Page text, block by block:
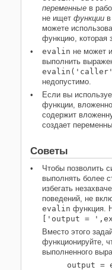
переменные в
не ищет функции
можете
функцию, которая
evalin не может
выполнить
недопустимо.
Если вы
функции,
содержит
создает
Советы
Чтобы позволить
выполнять более
избегать
поведений, не
evalin функция.
['output =
Вместо этого
функционируйте,
выполненного
output =